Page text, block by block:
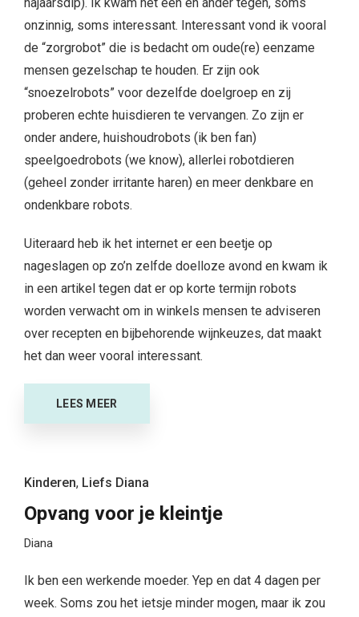
najaarsdip). Ik kwam het een en ander tegen, soms
onzinnig, soms interessant. Interessant vond ik vooral
de “zorgrobot” die is bedacht om oude(re) eenzame
mensen gezelschap te houden. Er zijn ook
“snoezelrobots” voor dezelfde doelgroep en zij
proberen echte huisdieren te vervangen. Zo zijn er
onder andere, huishoudrobots (ik ben fan)
speelgoedrobots (we know), allerlei robotdieren
(geheel zonder irritante haren) en meer denkbare en
ondenkbare robots.
Uiteraard heb ik het internet er een beetje op
nageslagen op zo’n zelfde doelloze avond en kwam ik
in een artikel tegen dat er op korte termijn robots
worden verwacht om in winkels mensen te adviseren
over recepten en bijbehorende wijnkeuzes, dat maakt
het dan weer vooral interessant.
LEES MEER
Kinderen, Liefs Diana
Opvang voor je kleintje
Diana
Ik ben een werkende moeder. Yep en dat 4 dagen per
week. Soms zou het ietsje minder mogen, maar ik zou